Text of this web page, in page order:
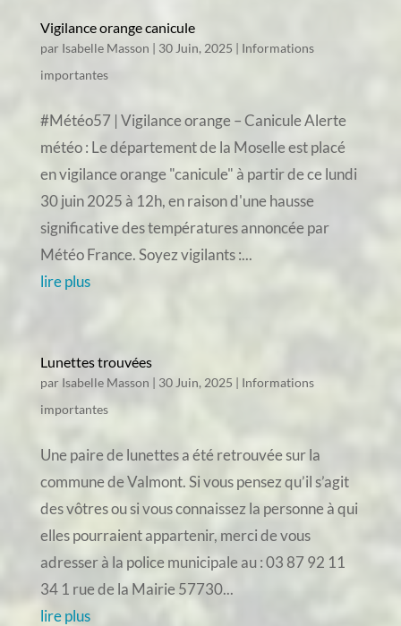
Vigilance orange canicule
par Isabelle Masson | 30 Juin, 2025 | Informations
importantes
#Météo57 | Vigilance orange – Canicule Alerte
météo : Le département de la Moselle est placé
en vigilance orange "canicule" à partir de ce lundi
30 juin 2025 à 12h, en raison d'une hausse
significative des températures annoncée par
Météo France. Soyez vigilants :...
lire plus
Lunettes trouvées
par Isabelle Masson | 30 Juin, 2025 | Informations
importantes
Une paire de lunettes a été retrouvée sur la
commune de Valmont. Si vous pensez qu’il s’agit
des vôtres ou si vous connaissez la personne à qui
elles pourraient appartenir, merci de vous
adresser à la police municipale au : 03 87 92 11
34 1 rue de la Mairie 57730...
lire plus